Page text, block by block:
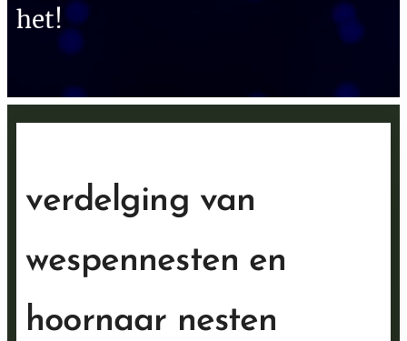
het!
verdelging van
wespennesten en
hoornaar nesten